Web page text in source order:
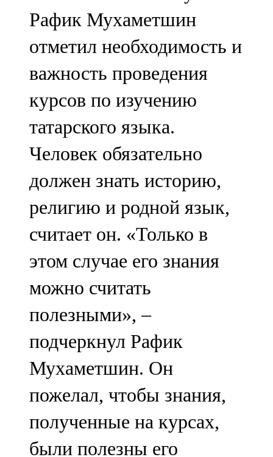
Рафик Мухаметшин
отметил необходимость и
важность проведения
курсов по изучению
татарского языка.
Человек обязательно
должен знать историю,
религию и родной язык,
считает он. «Только в
этом случае его знания
можно считать
полезными», –
подчеркнул Рафик
Мухаметшин. Он
пожелал, чтобы знания,
полученные на курсах,
были полезны его